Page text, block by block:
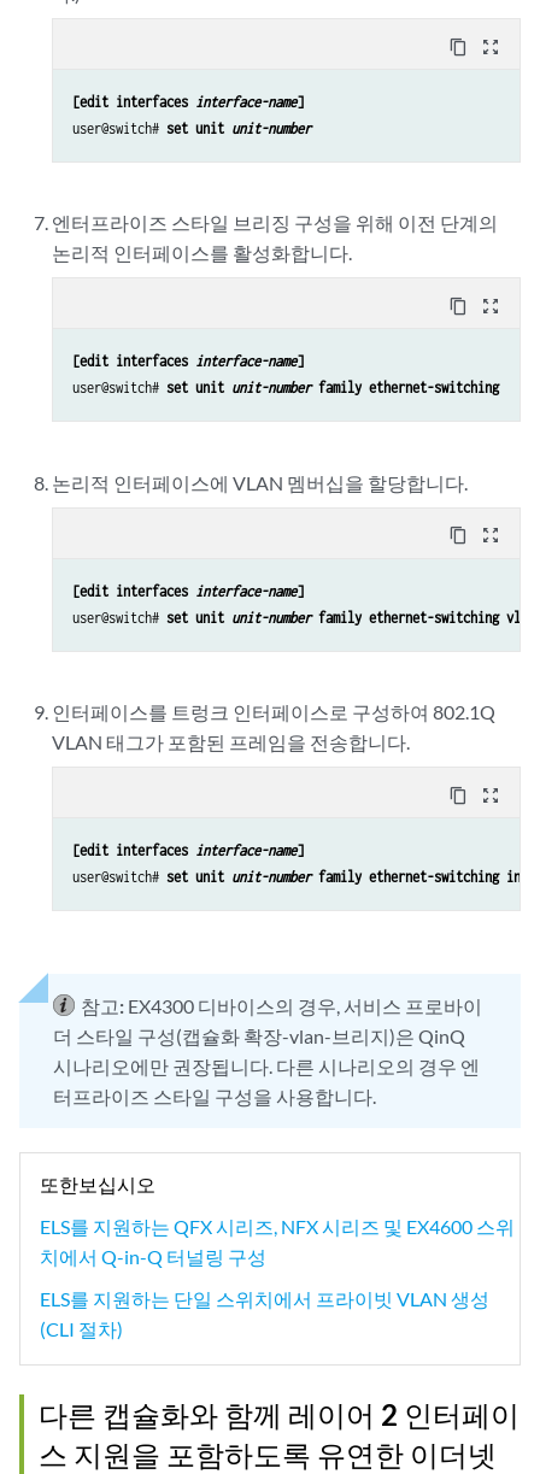
content_copy zoom_out_map
[edit interfaces interface-name]
user@switch# set unit unit-number
엔터프라이즈 스타일 브리징 구성을 위해 이전 단계의
논리적 인터페이스를 활성화합니다.
content_copy zoom_out_map
[edit interfaces interface-name]
user@switch# set unit unit-number family ethernet-switching
논리적 인터페이스에 VLAN 멤버십을 할당합니다.
content_copy zoom_out_map
[edit interfaces interface-name]
user@switch# set unit unit-number family ethernet-switching vlan
인터페이스를 트렁크 인터페이스로 구성하여 802.1Q
VLAN 태그가 포함된 프레임을 전송합니다.
content_copy zoom_out_map
[edit interfaces interface-name]
user@switch# set unit unit-number family ethernet-switching
참고: EX4300 디바이스의 경우, 서비스 프로바이
더 스타일 구성(캡슐화 확장-vlan-브리지)은 QinQ
시나리오에만 권장됩니다. 다른 시나리오의 경우 엔
터프라이즈 스타일 구성을 사용합니다.
또한보십시오
ELS를 지원하는 QFX 시리즈, NFX 시리즈 및 EX4600 스위
치에서 Q-in-Q 터널링 구성
ELS를 지원하는 단일 스위치에서 프라이빗 VLAN 생성
(CLI 절차)
다른 캡슐화와 함께 레이어 2 인터페이
스 지원을 포함하도록 유연한 이더넷